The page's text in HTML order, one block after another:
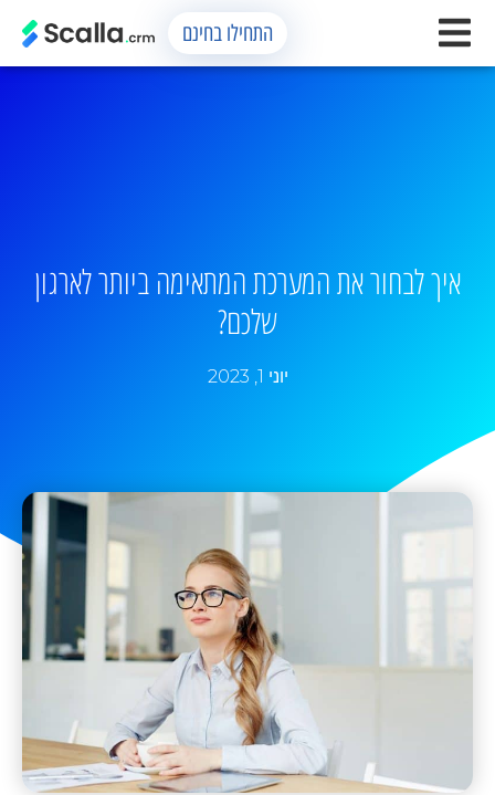
התחילו בחינם
איך לבחור את המערכת המתאימה ביותר לארגון
שלכם?
יוני 1, 2023